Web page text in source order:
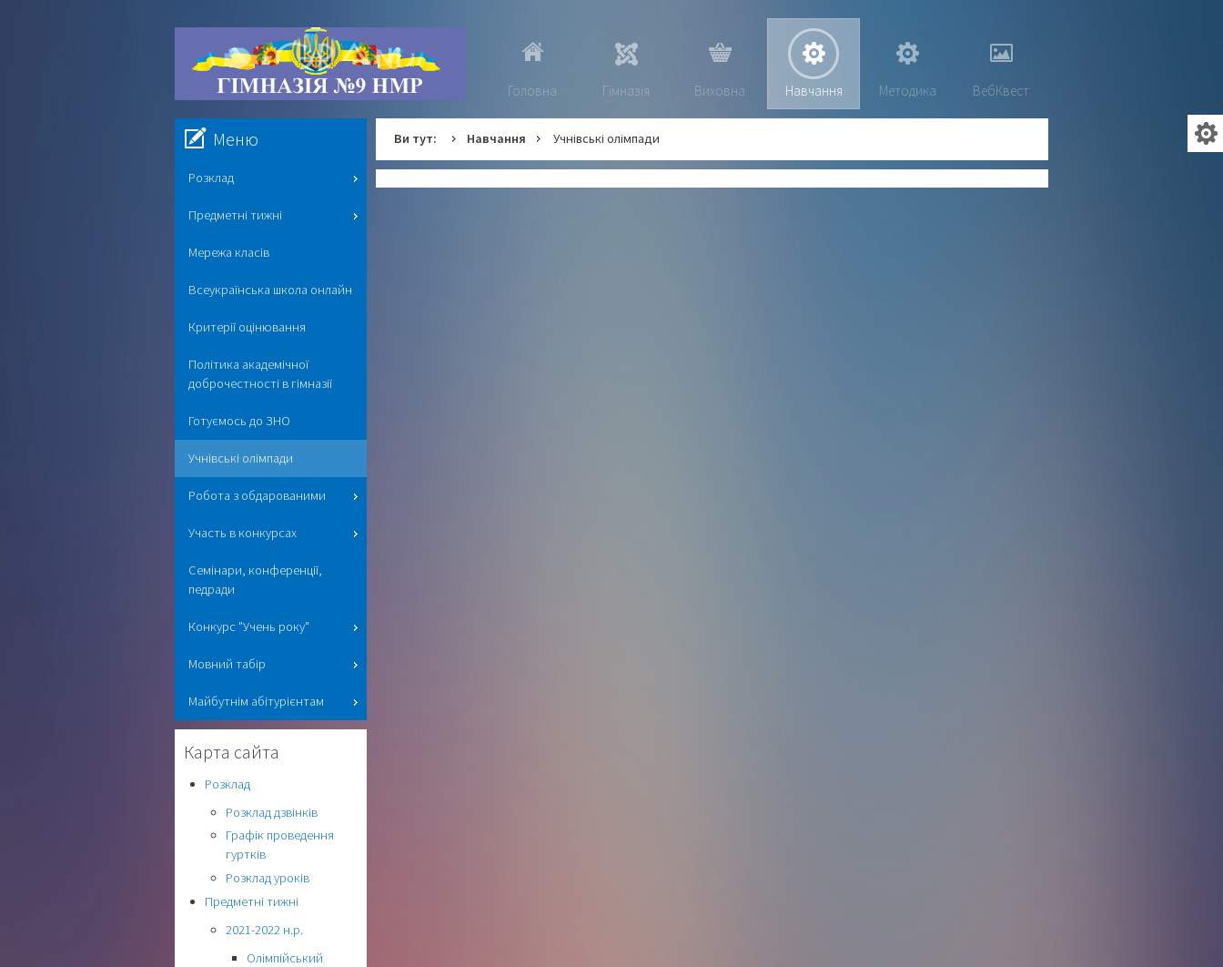
Головна Гімназія Виховна Навчання Методика ВебКвест
Ви тут: Навчання Учнівські олімпади
Меню
Розклад
Предметні тижні
Мережа класів
Всеукраїнська школа онлайн
Критерії оцінювання
Політика академічної
доброчестності в гімназії
Готуємось до ЗНО
Учнівські олімпади
Робота з обдарованими
Участь в конкурсах
Семінари, конференції,
педради
Конкурс "Учень року"
Мовний табір
Майбутнім абітурієнтам
Карта сайта
Розклад
Розклад дзвінків
Графік проведення
гуртків
Розклад уроків
Предметні тижні
2021-2022 н.р.
Олімпійський